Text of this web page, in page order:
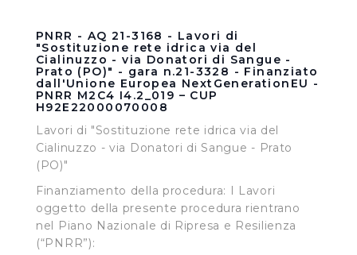
PNRR - AQ 21-3168 - Lavori di
"Sostituzione rete idrica via del
Cialinuzzo - via Donatori di Sangue -
Prato (PO)" - gara n.21-3328 - Finanziato
dall'Unione Europea NextGenerationEU -
PNRR M2C4 I4.2_019 – CUP
H92E22000070008
Lavori di "Sostituzione rete idrica via del
Cialinuzzo - via Donatori di Sangue - Prato
(PO)"
Finanziamento della procedura: I Lavori
oggetto della presente procedura rientrano
nel Piano Nazionale di Ripresa e Resilienza
(“PNRR”):